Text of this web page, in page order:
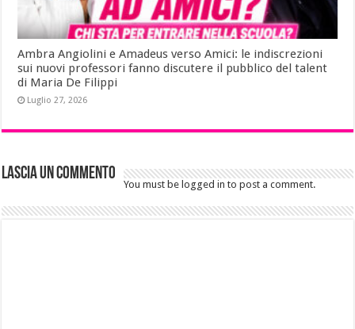
Ambra Angiolini e Amadeus verso Amici: le indiscrezioni
sui nuovi professori fanno discutere il pubblico del talent
di Maria De Filippi
Luglio 27, 2026
Lascia un commento
You must be logged in to post a comment.